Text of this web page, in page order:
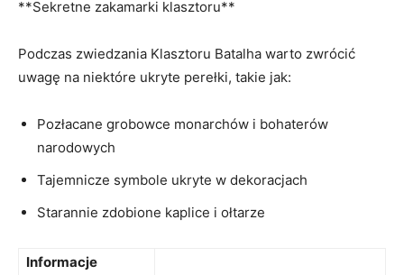
**Sekretne zakamarki klasztoru**
Podczas zwiedzania Klasztoru Batalha warto zwrócić
uwagę na niektóre ukryte perełki, takie⁤ jak:
Pozłacane grobowce monarchów i bohaterów
narodowych
Tajemnicze symbole ukryte w dekoracjach
Starannie zdobione kaplice i ołtarze
Informacje